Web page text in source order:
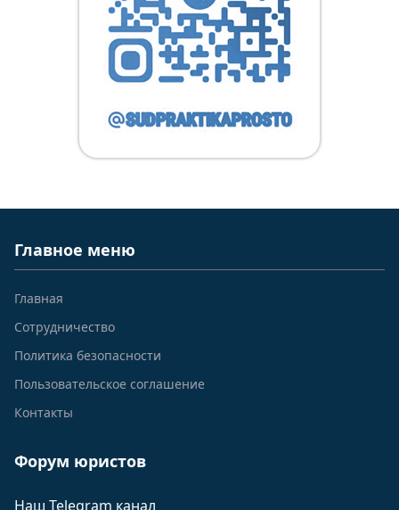
Главное меню
Главная
Сотрудничество
Политика безопасности
Пользовательское соглашение
Контакты
Форум юристов
Наш Telegram канал